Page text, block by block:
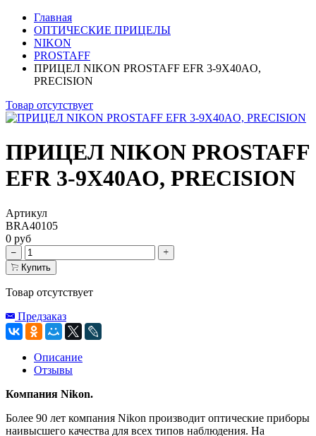
Главная
ОПТИЧЕСКИЕ ПРИЦЕЛЫ
NIKON
PROSTAFF
ПРИЦЕЛ NIKON PROSTAFF EFR 3-9X40AO,
PRECISION
Товар отсутствует
ПРИЦЕЛ NIKON PROSTAFF
EFR 3-9X40AO, PRECISION
Артикул
BRA40105
0 руб
Купить
Товар отсутствует
Предзаказ
Описание
Отзывы
Компания Nikon.
Более 90 лет компания Nikon производит оптические приборы
наивысшего качества для всех типов наблюдения. На